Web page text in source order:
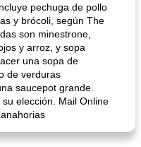
pechuga de pollo
y brócoli, según The
son minestrone,
y arroz, y sopa
una sopa de
de verduras
saucepot grande.
elección. Mail Online